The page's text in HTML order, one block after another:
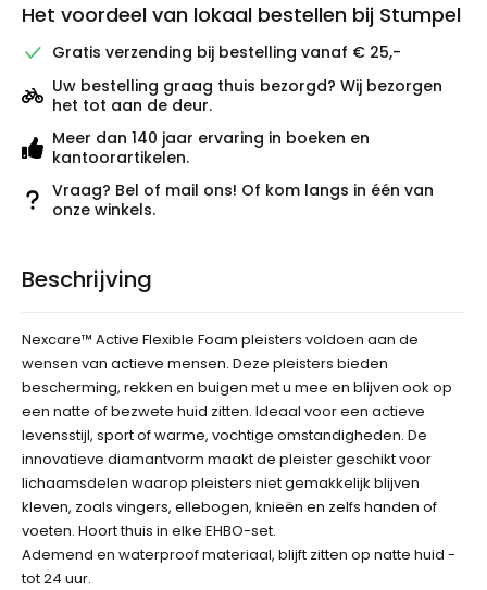
Het voordeel van lokaal bestellen bij Stumpel
Gratis verzending bij bestelling vanaf € 25,-
Uw bestelling graag thuis bezorgd? Wij bezorgen
het tot aan de deur.
Meer dan 140 jaar ervaring in boeken en
kantoorartikelen.
Vraag? Bel of mail ons! Of kom langs in één van
onze winkels.
Beschrijving
Nexcare™ Active Flexible Foam pleisters voldoen aan de
wensen van actieve mensen. Deze pleisters bieden
bescherming, rekken en buigen met u mee en blijven ook op
een natte of bezwete huid zitten. Ideaal voor een actieve
levensstijl, sport of warme, vochtige omstandigheden. De
innovatieve diamantvorm maakt de pleister geschikt voor
lichaamsdelen waarop pleisters niet gemakkelijk blijven
kleven, zoals vingers, ellebogen, knieën en zelfs handen of
voeten. Hoort thuis in elke EHBO-set.
Ademend en waterproof materiaal, blijft zitten op natte huid -
tot 24 uur.